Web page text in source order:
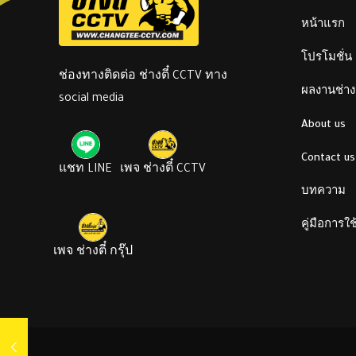
ช่องทางติดต่อ ช่างตี๋ CCTV ทาง
social media
แชท LINE เพจ ช่างตี๋ CCTV
เพจ ช่างตี๋ กรุ๊ป
หน้าแรก
โปรโมชั่น
ผลงานช่า
About us
Contact us
บทความ
คู่มือการใ